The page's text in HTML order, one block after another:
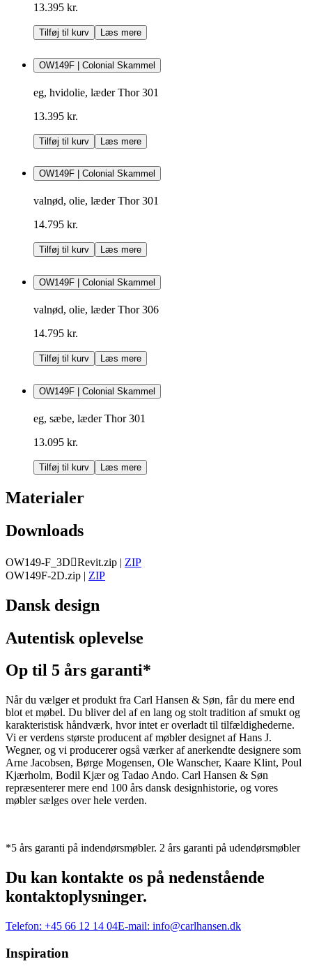
13.395 kr.
Tilføj til kurv Læs mere
OW149F | Colonial Skammel
eg, hvidolie, læder Thor 301
13.395 kr.
Tilføj til kurv Læs mere
OW149F | Colonial Skammel
valnød, olie, læder Thor 301
14.795 kr.
Tilføj til kurv Læs mere
OW149F | Colonial Skammel
valnød, olie, læder Thor 306
14.795 kr.
Tilføj til kurv Læs mere
OW149F | Colonial Skammel
eg, sæbe, læder Thor 301
13.095 kr.
Tilføj til kurv Læs mere
Materialer
Downloads
OW149-F_3DRevit.zip | ZIP
OW149F-2D.zip | ZIP
Dansk design
Autentisk oplevelse
Op til 5 års garanti*
Når du vælger et produkt fra Carl Hansen & Søn, får du mere end
blot et møbel. Du bliver del af en lang og stolt tradition af smukt og
karakteristisk håndværk, hvor intet er overladt til tilfældighederne.
Vi er verdens største producent af møbler designet af Hans J.
Wegner, og vi producerer også værker af anerkendte designere som
Arne Jacobsen, Børge Mogensen, Ole Wanscher, Kaare Klint, Poul
Kjærholm, Bodil Kjær og Tadao Ando. Carl Hansen & Søn
repræsenterer mere end 100 års dansk designhistorie, og vores
møbler sælges over hele verden.
*5 års garanti på indendørsmøbler. 2 års garanti på udendørsmøbler
Du kan kontakte os på nedenstående
kontaktoplysninger.
Telefon: +45 66 12 14 04E-mail: info@carlhansen.dk
Inspiration